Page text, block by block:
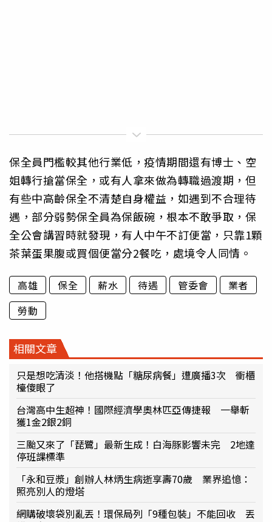
保全員門檻較其他行業低，疫情期間還有博士、空
姐轉行搶當保全，或有人拿來做為轉職過渡期，但
有些中高齡保全不清楚自身權益，如遇到不合理待
遇，部分弱勢保全員為保飯碗，根本不敢爭取，保
全公會講習時就發現，有人中午不訂便當，只靠1顆
茶葉蛋果腹或買個便當分2餐吃，處境令人同情。
高雄 保全 薪水 待遇 管委會
業者
勞動
相關文章
只是想吃清淡！他搭機點「糖尿病餐」遭廣播3次 衝櫃
檯傻眼了
台灣高中生超神！國際經濟學奧林匹亞傳捷報 一舉斬
獲1金2銀2銅
三颱又來了「琵鷺」最新生成！白海豚影響未完 2地達
停班課標準
「永和豆漿」創辦人林炳生病逝享壽70歲 業界追憶：
照亮別人的燈塔
網購破壞袋別亂丟！環保局列「9種包裝」不能回收 丟